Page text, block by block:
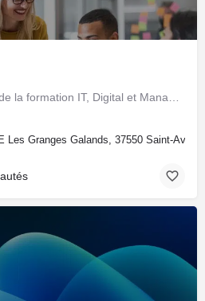
Les Granges Galands, 37550 Saint-